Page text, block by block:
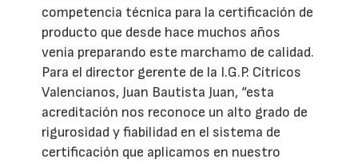
competencia técnica para la certificación de
producto que desde hace muchos años
venia preparando este marchamo de calidad.
Para el director gerente de la I.G.P. Cítricos
Valencianos, Juan Bautista Juan, “esta
acreditación nos reconoce un alto grado de
rigurosidad y fiabilidad en el sistema de
certificación que aplicamos en nuestro